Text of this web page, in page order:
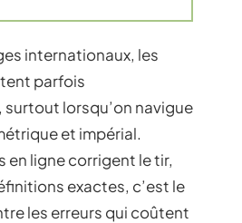
internationaux, les
parfois
lorsqu’on navigue
et impérial.
en ligne corrigent le tir,
exactes, c’est le
les erreurs qui coûtent